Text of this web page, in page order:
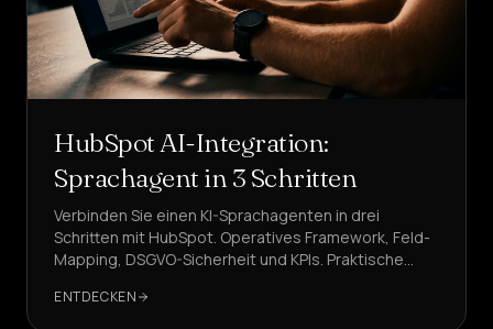
HubSpot AI-Integration:
Sprachagent in 3 Schritten
Verbinden Sie einen KI-Sprachagenten in drei
Schritten mit HubSpot. Operatives Framework, Feld-
Mapping, DSGVO-Sicherheit und KPIs. Praktische
ENTDECKEN